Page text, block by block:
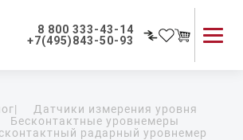
8 800 333-43-14
+7(495)843-50-93
Применение приборов
Как мы работаем
|
Датчики измерения уровня
Бесконтактные уровнемеры
радарный уровнемер